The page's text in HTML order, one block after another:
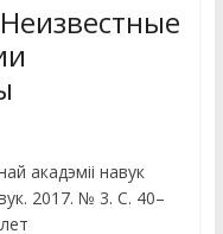
акадэміі навук
2017. № 3. С. 40–